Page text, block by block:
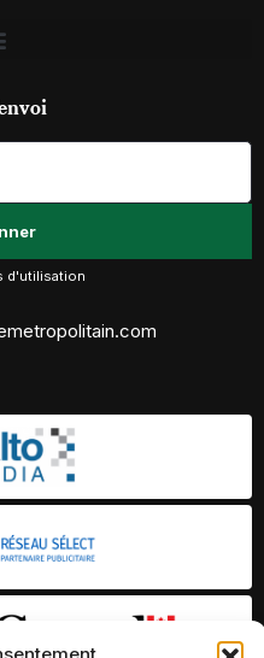
d'utilisation